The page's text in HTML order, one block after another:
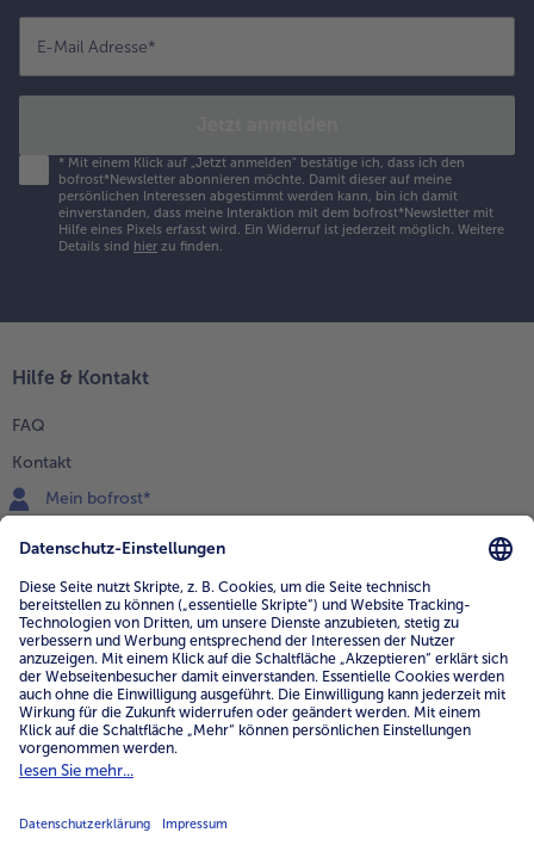
E-Mail Adresse*
* Mit einem Klick auf „Jetzt anmelden" bestätige ich, dass ich den
bofrost*Newsletter abonnieren möchte. Damit dieser auf meine
persönlichen Interessen abgestimmt werden kann, bin ich damit
einverstanden, dass meine Interaktion mit dem bofrost*Newsletter mit
Hilfe eines Pixels erfasst wird. Ein Widerruf ist jederzeit möglich. Weitere
Details sind hier zu finden.
Hilfe & Kontakt
FAQ
Kontakt
Mein bofrost*
0800 - 000 19 18
Mo.-Fr.: 7-21 Uhr Sa: 8-16 Uhr
Service
Unternehmen
Über uns